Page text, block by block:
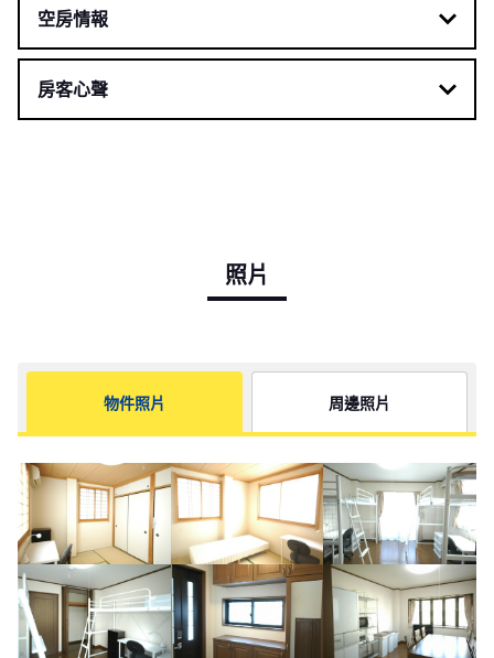
空房情報
房客心聲
照片
物件照片 周邊照片